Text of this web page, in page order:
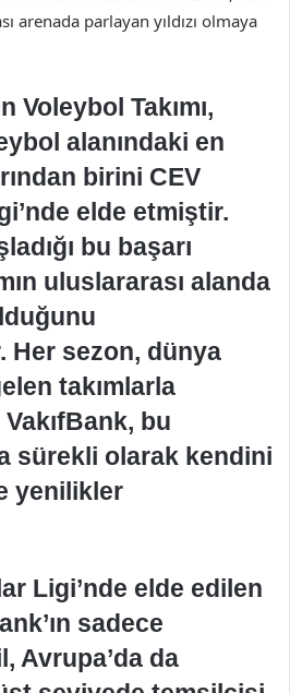
arenada parlayan yıldızı olmaya
Voleybol Takımı,
alanındaki en
birini CEV
elde etmiştir.
bu başarı
uluslararası alanda
Her sezon, dünya
takımlarla
bu
sürekli olarak kendini
yenilikler
Ligi’nde elde edilen
sadece
Avrupa’da da